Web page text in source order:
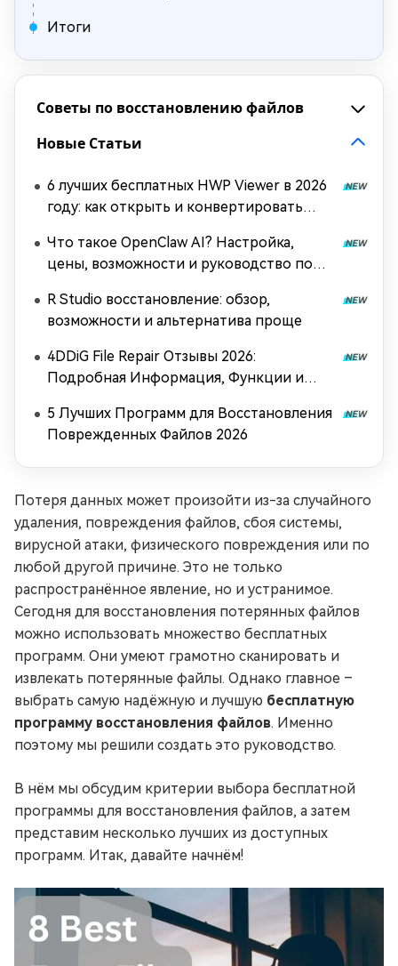
Итоги
Советы по восстановлению файлов
Новые Статьи
6 лучших бесплатных HWP Viewer в 2026
году: как открыть и конвертировать
Что такое OpenClaw AI? Настройка,
цены, возможности и руководство по
года)
R Studio восстановление: обзор,
возможности и альтернатива проще
4DDiG File Repair Отзывы 2026:
Подробная Информация, Функции и
5 Лучших Программ для Восстановления
Поврежденных Файлов 2026
Потеря данных может произойти из-за случайного
удаления, повреждения файлов, сбоя системы,
вирусной атаки, физического повреждения или по
любой другой причине. Это не только
распространённое явление, но и устранимое.
Сегодня для восстановления потерянных файлов
можно использовать множество бесплатных
программ. Они умеют грамотно сканировать и
извлекать потерянные файлы. Однако главное –
выбрать самую надёжную и лучшую бесплатную
программу восстановления файлов. Именно
поэтому мы решили создать это руководство.
В нём мы обсудим критерии выбора бесплатной
программы для восстановления файлов, а затем
представим несколько лучших из доступных
программ. Итак, давайте начнём!